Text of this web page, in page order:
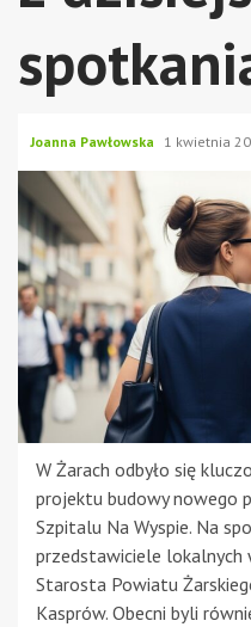
Joanna Pawłowska 1 kwietnia
W Żarach odbyło się
projektu budowy nowego
Szpitalu Na Wyspie. Na
przedstawiciele lokalnych
Starosta Powiatu
Kasprów. Obecni byli